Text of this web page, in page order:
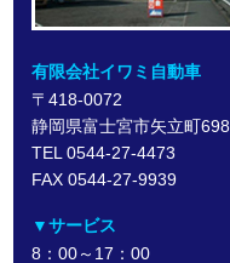
有限会社イワミ自動車
〒418-0072
静岡県富士宮市矢立町698
TEL 0544-27-4473
FAX 0544-27-9939
▼サービス
8：00～17：00